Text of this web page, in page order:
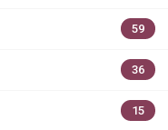
59
36
15